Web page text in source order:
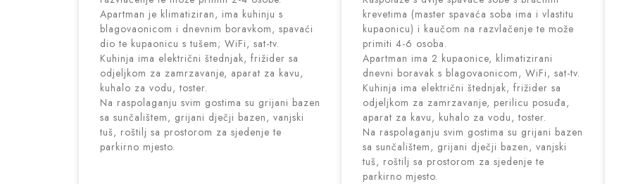
Apartman je klimatiziran, ima kuhinju s
blagovaonicom i dnevnim boravkom, spavaći
dio te kupaonicu s tušem; WiFi, sat-tv.
Kuhinja ima električni štednjak, frižider sa
odjeljkom za zamrzavanje, aparat za kavu,
kuhalo za vodu, toster.
Na raspolaganju svim gostima su grijani bazen
sa sunčalištem, grijani dječji bazen, vanjski
tuš, roštilj sa prostorom za sjedenje te
parkirno mjesto.
krevetima (master spavaća soba ima i vlastitu
kupaonicu) i kaučom na razvlačenje te može
primiti 4-6 osoba.
Apartman ima 2 kupaonice, klimatizirani
dnevni boravak s blagovaonicom, WiFi, sat-tv.
Kuhinja ima električni štednjak, frižider sa
odjeljkom za zamrzavanje, perilicu posuđa,
aparat za kavu, kuhalo za vodu, toster.
Na raspolaganju svim gostima su grijani bazen
sa sunčalištem, grijani dječji bazen, vanjski
tuš, roštilj sa prostorom za sjedenje te
parkirno mjesto.